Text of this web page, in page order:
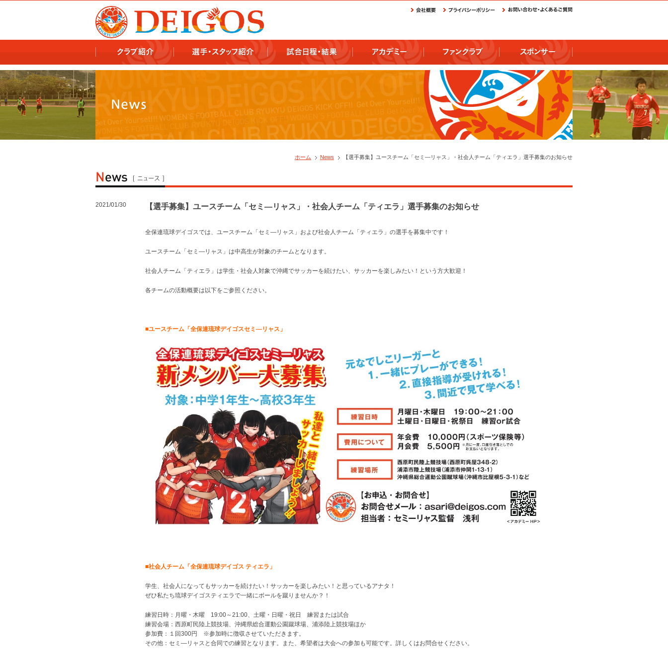
ホーム News 【選手募集】ユースチーム「セミ―リャス」・社会人チーム「ティエラ」選手募集のお知らせ
2021/01/30 【選手募集】ユースチーム「セミ―リャス」・社会人チーム「ティエラ」選手募集のお知らせ
全保連琉球デイゴスでは、ユースチーム「セミ―リャス」および社会人チーム「ティエラ」の選手を募集中です！
ユースチーム「セミ―リャス」は中高生が対象のチームとなります。
社会人チーム「ティエラ」は学生・社会人対象で沖縄でサッカーを続けたい、サッカーを楽しみたい！という方大歓迎！
各チームの活動概要は以下をご参照ください。
■ユースチーム「全保連琉球デイゴスセミ―リャス」
■社会人チーム「全保連琉球デイゴス ティエラ」
学生、社会人になってもサッカーを続けたい！サッカーを楽しみたい！と思っているアナタ！
ぜひ私たち琉球デイゴスティエラで一緒にボールを蹴りませんか？！
練習日時：月曜・木曜 19:00～21:00、土曜・日曜・祝日 練習または試合
練習会場：西原町民陸上競技場、沖縄県総合運動公園蹴球場、浦添陸上競技場ほか
参加費：１回300円 ※参加時に徴収させていただきます。
その他：セミ―リャスと合同での練習となります。また、希望者は大会への参加も可能です。詳しくはお問合せください。